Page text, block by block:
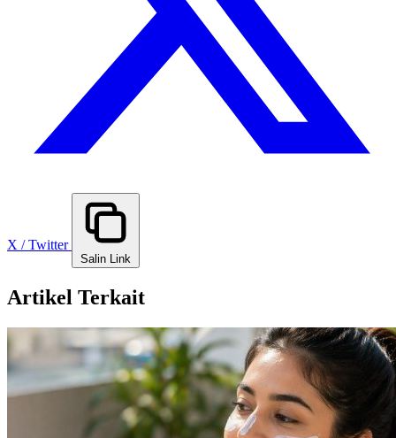
X / Twitter
Salin Link
Artikel Terkait